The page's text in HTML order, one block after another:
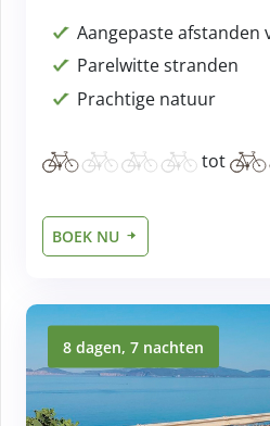
Aangepaste afstanden
Parelwitte stranden
Prachtige natuur
tot
BOEK NU
8 dagen, 7 nachten